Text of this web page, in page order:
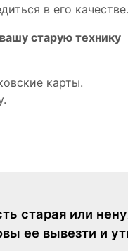
в его качестве.
старую технику
карты.
старая или
ее вывезти и